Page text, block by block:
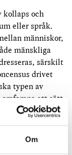
Om
kollaps och
eller språk.
människor,
mänskliga
särskilt
drivet
typen av
ett sätt
röra sig